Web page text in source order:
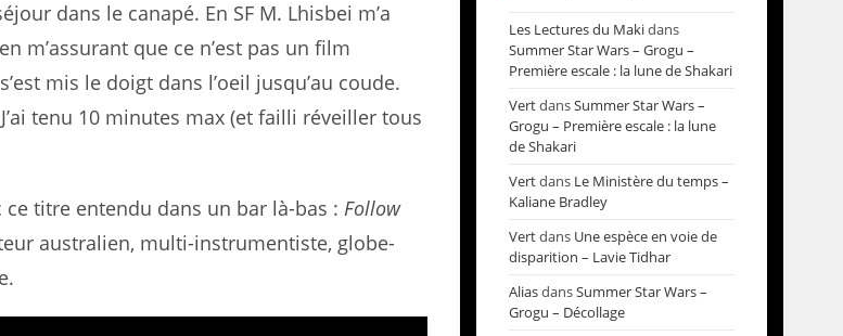
dans le canapé. En SF M. Lhisbei m’a
m’assurant que ce n’est pas un film
mis le doigt dans l’oeil jusqu’au coude.
tenu 10 minutes max (et failli réveiller tous
titre entendu dans un bar là-bas :Follow
australien, multi-instrumentiste, globe-
Les Lectures du Makidans
Summer Star Wars – Grogu –
Première escale : la lune de Shakari
VertdansSummer Star Wars –
Grogu – Première escale : la lune
de Shakari
Vertdans Le Ministère du temps –
Kaliane Bradley
Vertdans Une espèce en voie de
disparition – Lavie Tidhar
AliasdansSummer Star Wars –
Grogu – Décollage